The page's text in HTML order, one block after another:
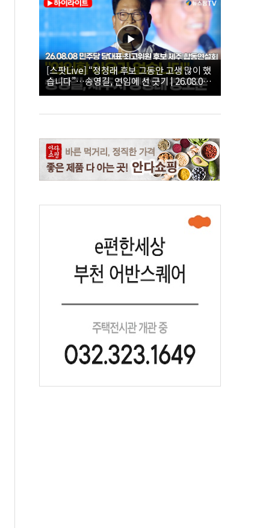
[스팟Live] “정청래 후보 그동안 고생 많이 했
습니다”…송영길, 연임에 선 긋기 | 26.08.08
더불어민주당 당대표·최고위원 후보 제주 합